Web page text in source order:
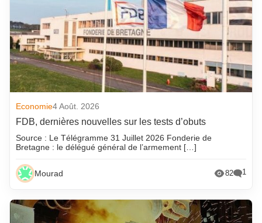
Economie4 Août. 2026
FDB, dernières nouvelles sur les tests d’obuts
Source : Le Télégramme 31 Juillet 2026 Fonderie de
Bretagne : le délégué général de l’armement […]
Mourad 82 1